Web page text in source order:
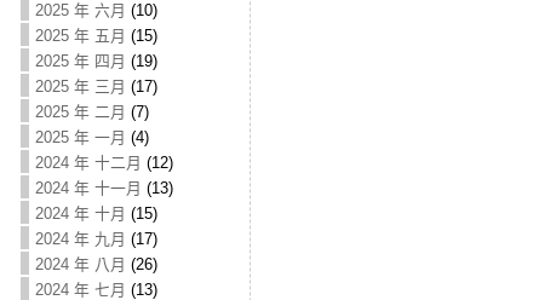
2025 年 六月 (10)
2025 年 五月 (15)
2025 年 四月 (19)
2025 年 三月 (17)
2025 年 二月 (7)
2025 年 一月 (4)
2024 年 十二月 (12)
2024 年 十一月 (13)
2024 年 十月 (15)
2024 年 九月 (17)
2024 年 八月 (26)
2024 年 七月 (13)